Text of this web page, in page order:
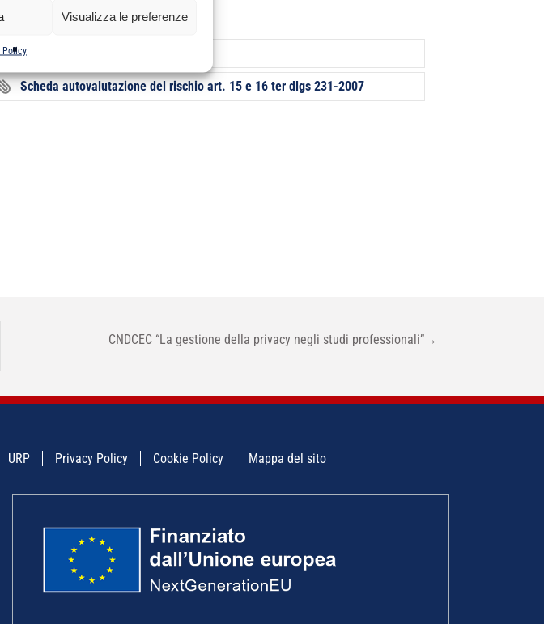
Visualizza le preferenze
PolicyModulistica proposta dal CNDCEC
Scheda autovalutazione del rischio art. 15 e 16 ter dlgs 231-2007
CNDCEC “La gestione della privacy negli studi professionali”→
URP Privacy Policy Cookie Policy Mappa del sito